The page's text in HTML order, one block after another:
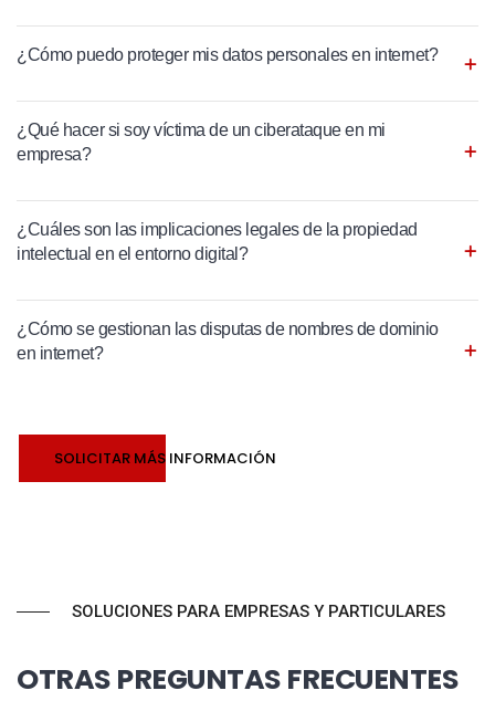
¿Cómo puedo proteger mis datos personales en internet?
¿Qué hacer si soy víctima de un ciberataque en mi
empresa?
¿Cuáles son las implicaciones legales de la propiedad
intelectual en el entorno digital?
¿Cómo se gestionan las disputas de nombres de dominio
en internet?
SOLICITAR MÁS INFORMACIÓN
SOLUCIONES PARA EMPRESAS Y PARTICULARES
OTRAS PREGUNTAS FRECUENTES